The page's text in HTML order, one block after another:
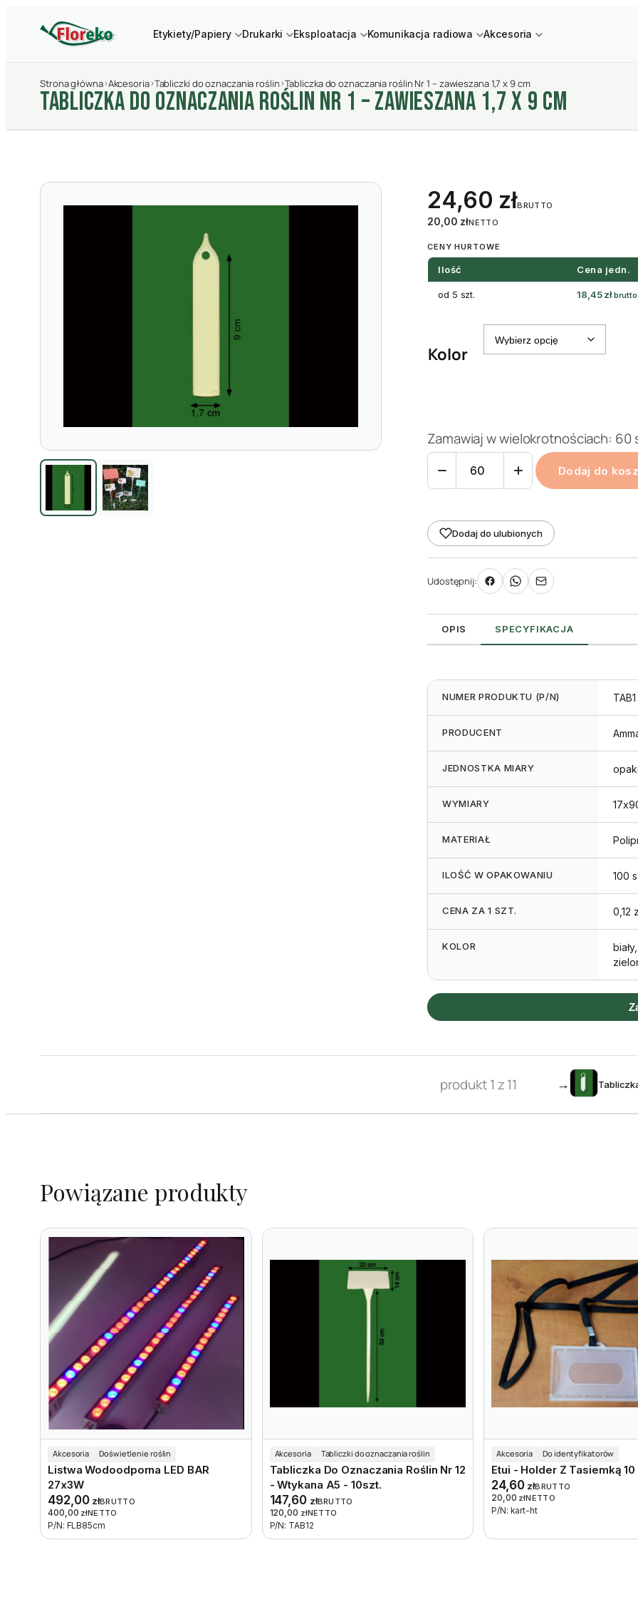
Etykiety/Papiery Drukarki Eksploatacja Komunikacja radiowa Akcesoria
Strona główna›Akcesoria›Tabliczki do oznaczania roślin›Tabliczka do oznaczania roślin Nr 1 – zawieszana 1,7 x 9 cm
TABLICZKA DO OZNACZANIA ROśLIN NR 1 – ZAWIESZANA 1,7 X 9 CM
24,60 złBRUTTO
20,00 złNETTO
CENY HURTOWE
Ilość Cena jedn.
od 5 szt. 18,45zł brutto
Kolor
Zamawiaj w wielokrotnościach: 60
ilość
Tabliczka
oznaczania
roślin
1
-
zawieszana
x
cm
Dodaj do
Dodaj do ulubionych
Udostępnij:
OPIS SPECYFIKACJA
NUMER PRODUKTU (P/N) TAB1
PRODUCENT
JEDNOSTKA MIARY
WYMIARY
MATERIAŁ
ILOŚĆ W OPAKOWANIU 100
CENA ZA 1 SZT. 0,12
KOLOR
produkt 1 z 11 →
Powiązane produkty
Akcesoria Doświetlenie roślin
Listwa Wodoodporna LED BAR
27x3W
492,00 złBRUTTO
400,00 złNETTO
P/N: FLB85cm
Akcesoria Tabliczki do oznaczania roślin
Tabliczka Do Oznaczania Roślin Nr 12
- Wtykana A5 - 10szt.
147,60 złBRUTTO
120,00 złNETTO
P/N: TAB12
Akcesoria Do identyfikatorów
Etui - Holder Z Tasiemką 10
24,60 złBRUTTO
20,00 złNETTO
P/N: kart-ht